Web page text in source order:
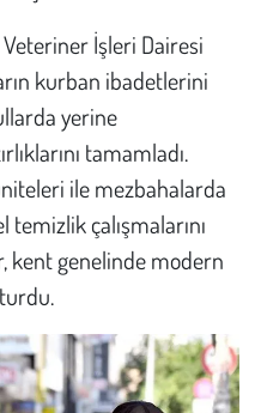
İşleri Dairesi
kurban ibadetlerini
yerine
tamamladı.
ile mezbahalarda
temizlik çalışmalarını
kent genelinde modern